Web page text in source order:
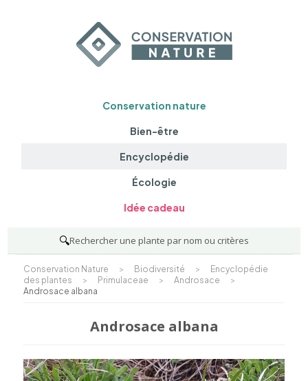
Conservation nature
Bien-être
Encyclopédie
Écologie
Idée cadeau
🔍Rechercher une plante par nom ou critères
Conservation Nature > Biodiversité >
Encyclopédie
des plantes
> Primulaceae > Androsace
>
Androsace albana
Androsace albana